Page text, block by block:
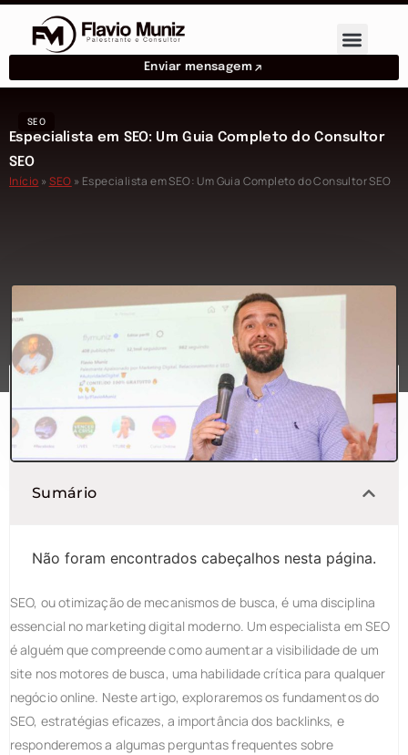
Enviar mensagem
SEO
Especialista em SEO: Um Guia Completo do Consultor
SEO
Início »SEO » Especialista em SEO: Um Guia Completo do Consultor SEO
Sumário
Não foram encontrados cabeçalhos nesta página.
SEO, ou otimização de mecanismos de busca, é uma disciplina
essencial no marketing digital moderno. Um especialista em SEO
é alguém que compreende como aumentar a visibilidade de um
site nos motores de busca, uma habilidade crítica para qualquer
negócio online. Neste artigo, exploraremos os fundamentos do
SEO, estratégias eficazes, a importância dos backlinks, e
responderemos a algumas perguntas frequentes sobre